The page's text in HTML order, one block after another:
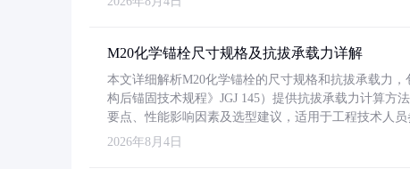
M20化学锚栓尺寸规格及抗拔承载力详解
本文详细解析M20化学锚栓的尺寸规格和抗拔承载力
构后锚固技术规程》JGJ 145）提供抗拔承载力计算方
要点、性能影响因素及选型建议，适用于工程技术人员
2026年8月4日